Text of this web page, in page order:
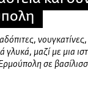
γλυκά, μαζί με μια
σε